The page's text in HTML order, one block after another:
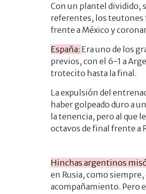
Con un plantel dividido,
referentes, los teutones
frente a México y
España: Era uno de los
previos, con el 6-1 a
trotecito hasta la final.
La expulsión del
haber golpeado duro a
la tenencia, pero al que
octavos de final frente a
Hinchas argentinos
en Rusia, como
acompañamiento. Pero